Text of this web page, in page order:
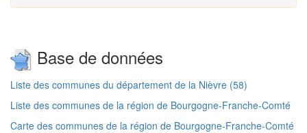
Base de données
Liste des communes du département de la Nièvre (58)
Liste des communes de la région de Bourgogne-Franche-Comté
Carte des communes de la région de Bourgogne-Franche-Comté